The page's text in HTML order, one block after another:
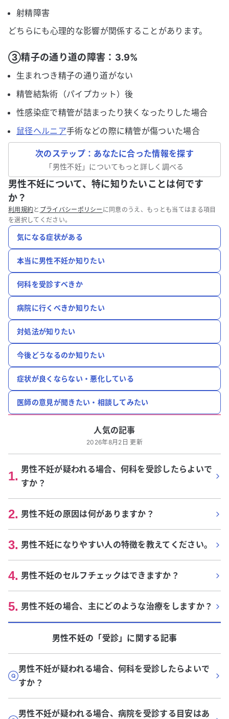
射精障害
どちらにも心理的な影響が関係することがあります。
③精子の通り道の障害：3.9%
生まれつき精子の通り道がない
精管結紮術（パイプカット）後
性感染症で精管が詰まったり狭くなったりした場合
鼠径ヘルニア手術などの際に精管が傷ついた場合
次のステップ：あなたに合った情報を探す
「男性不妊 」についてもっと詳しく調べる
男性不妊について、特に知りたいことは何です
か？
利用規約と プライバシーポリシー に同意のうえ、もっとも当てはまる項目
を選択してください。
気になる症状がある
本当に男性不妊か知りたい
何科を受診すべきか
病院に行くべきか知りたい
対処法が知りたい
今後どうなるのか知りたい
症状が良くならない・悪化している
医師の意見が聞きたい・相談してみたい
人気の記事
2026年8月2日 更新
1. 男性不妊が疑われる場合、何科を受診したらよいで
すか？
2. 男性不妊の原因は何がありますか？
3. 男性不妊になりやすい人の特徴を教えてください。
4. 男性不妊のセルフチェックはできますか？
5. 男性不妊の場合、主にどのような治療をしますか？
男性不妊の「受診」に関する記事
男性不妊が疑われる場合、何科を受診したらよいで
すか？
男性不妊が疑われる場合、病院を受診する目安はあ